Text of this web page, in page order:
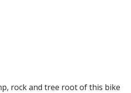
rock and tree root of this bike